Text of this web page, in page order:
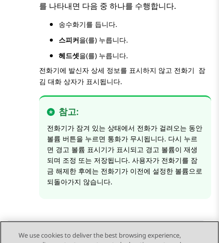
를 나타내면 다음 중 하나를 수행합니다.
송수화기를 듭니다.
스피커을(를) 누릅니다.
헤드셋을(를) 누릅니다.
전화기에 발신자 상세 정보를 표시하지 않고 전화기 잠
김 대화 상자가 표시됩니다.
참고:
전화기가 잠겨 있는 상태에서 전화가 걸려오는 동안
볼륨 버튼을 누르면 통화가 무시됩니다. 다시 누르
면 경고 볼륨 표시기가 표시되고 경고 볼륨이 재생
되며 조정 또는 저장됩니다. 사용자가 전화기를 잠
금 해제한 후에는 전화기가 이전에 설정한 볼륨으로
되돌아가지 않습니다.
We use cookies to deliver the best browsing experience,